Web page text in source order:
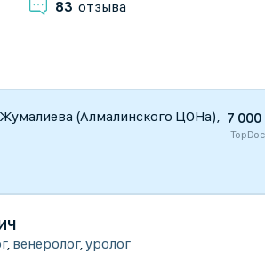
83 отзыва
Жумалиева (Алмалинского ЦОНа), 7 000
, венеролог,уролог